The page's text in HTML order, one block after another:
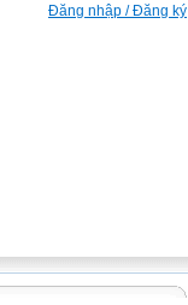
Đăng nhập / Đăng ký